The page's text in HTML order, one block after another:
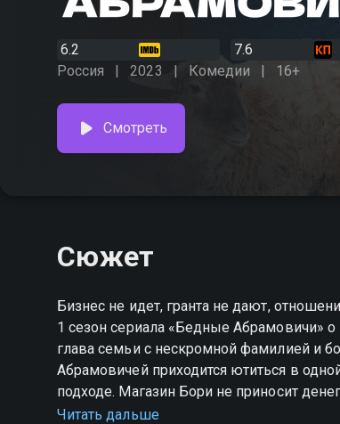
6.2 7.6
Россия
2023 Комедии 16+
Смотреть
Сюжет
Бизнес не идет, гранта не дают,
1 сезон сериала «Бедные Абрамовичи»
глава семьи с нескромной фамилией и
Абрамовичей приходится ютиться в
подходе. Магазин Бори не приносит
Вдобавок жена Алла все меньше
Читать дальше